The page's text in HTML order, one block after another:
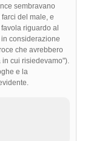
sembravano
del male, e
riguardo al
considerazione
che avrebbero
cui risiedevamo").
e la